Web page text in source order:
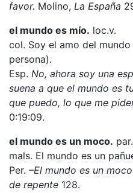
favor. Molino, La España
el mundo es mío. loc.v.
col. Soy el amo del mundo
persona).
Esp. No, ahora soy una
suena a que el mundo es
que puedo, lo que me
0:19:09.
el mundo es un moco. par.
mals. El mundo es un
Per. –El mundo es un
de repente 128.